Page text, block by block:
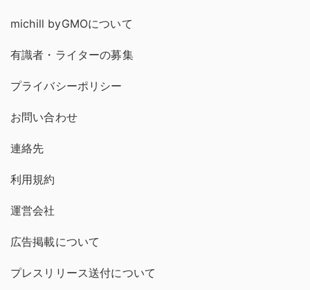
michill byGMOについて
有識者・ライターの募集
プライバシーポリシー
お問い合わせ
連絡先
利用規約
運営会社
広告掲載について
プレスリリース送付について